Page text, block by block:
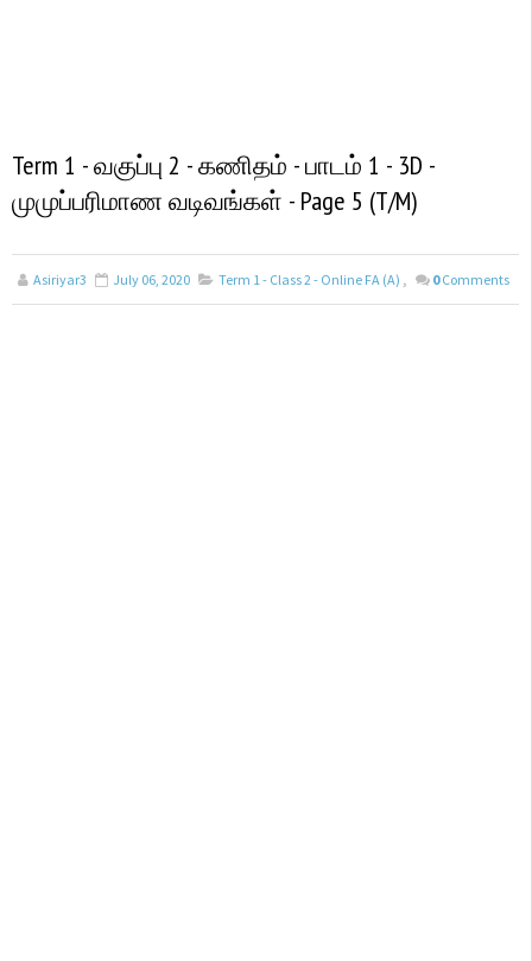
Term 1 - வகுப்பு 2 - கணிதம் - பாடம் 1 - 3D -
முமுப்பரிமாண வடிவங்கள் - Page 5 (T/M)
Asiriyar3 July 06, 2020 Term 1 - Class 2 - Online FA (a) , 0 Comments